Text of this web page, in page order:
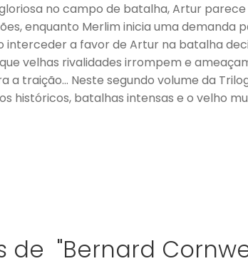
no campo de batalha, Artur
enquanto Merlim inicia uma
interceder a favor de Artur na batalha
velhas rivalidades irrompem e
a traição… Neste segundo volume da
históricos, batalhas intensas e o velho
de "Bernard